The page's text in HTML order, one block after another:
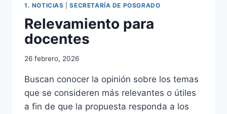
1. NOTICIAS |SECRETARÍA DE POSGRADO
Relevamiento para
docentes
26 febrero, 2026
Buscan conocer la opinión sobre los temas
que se consideren más relevantes o útiles
a fin de que la propuesta responda a los